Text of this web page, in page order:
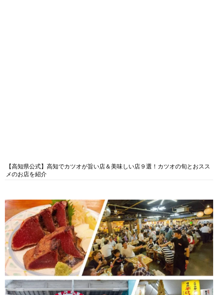
【高知県公式】高知でカツオが旨い店＆美味しい店９選！カツオの旬とおスス
メのお店を紹介